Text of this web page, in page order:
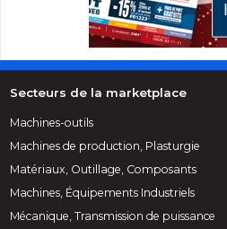
Secteurs de la marketplace
Machines-outils
Machines de production, Plasturgie
Matériaux, Outillage, Composants
Machines, Équipements Industriels
Mécanique, Transmission de puissance